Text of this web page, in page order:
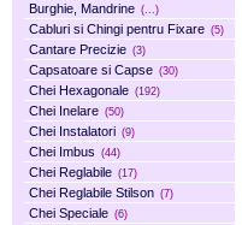
Burghie, Mandrine (...)
Cabluri si Chingi pentru Fixare (5)
Cantare Precizie (3)
Capsatoare si Capse (30)
Chei Hexagonale (192)
Chei Inelare (50)
Chei Instalatori (9)
Chei Imbus (44)
Chei Reglabile (17)
Chei Reglabile Stilson (7)
Chei Speciale (6)